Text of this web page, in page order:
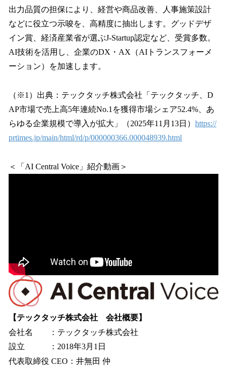
出力品質の担保により、経営や商品改善、人事施策設計
などに役立つ示唆を、高精度に抽出します。グッドデザ
イン賞、経済産業省が選ぶJ-Startup認定など、受賞多数。
AI技術を活用し、企業のDX・AX（AIトランスフォーメ
ーション）を加速します。
（※1）出典：テックタッチ株式会社「テックタッチ、D
AP市場で売上高5年連続No.1を獲得市場シェア52.4%、あ
らゆる企業規模で導入が拡大」（2025年11月13日） https://
prtimes.jp/main/html/rd/p/000000366.000048939.html
＜「AI Central Voice」紹介動画＞
【テックタッチ株式会社 会社概要】
会社名 ：テックタッチ株式会社
設立 ：2018年3月1日
代表取締役 CEO：井無田 仲